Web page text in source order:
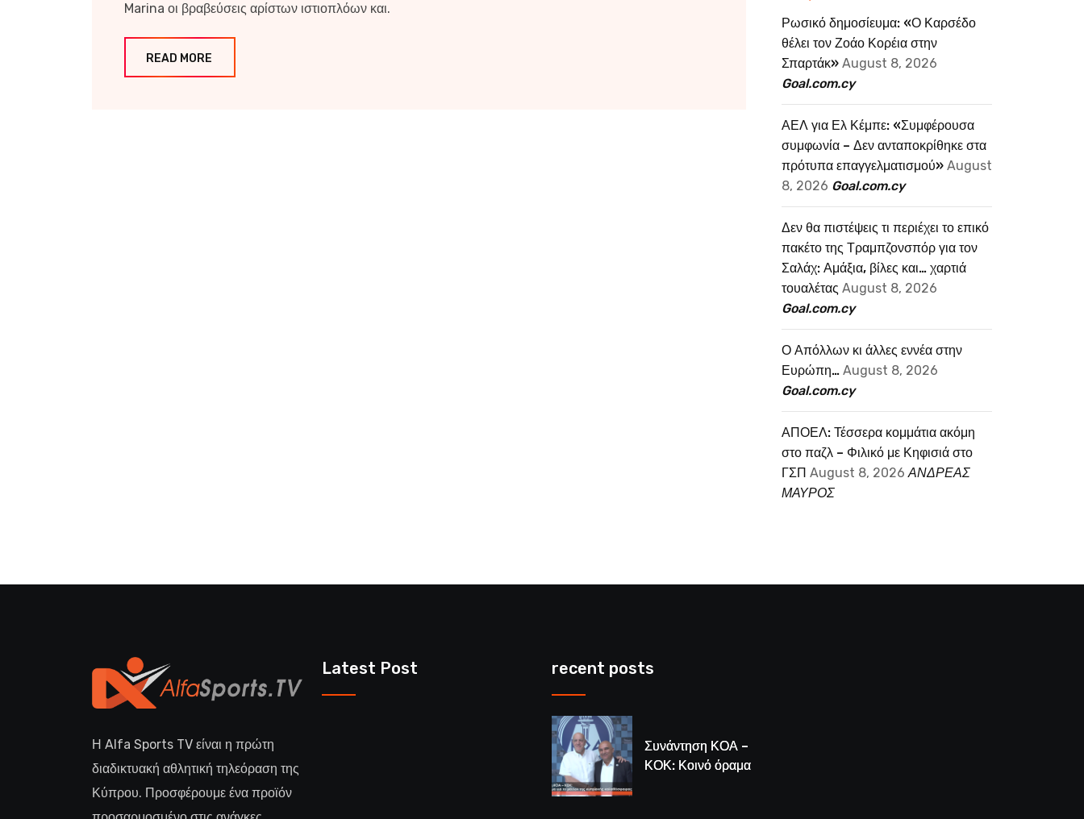
Marina οι βραβεύσεις αρίστων ιστιοπλόων και.
READ MORE
Ρωσικό δημοσίευμα: «Ο Καρσέδο
θέλει τον Ζοάο Κορέια στην
Σπαρτάκ» August 8, 2026
Goal.com.cy
ΑΕΛ για Ελ Κέμπε: «Συμφέρουσα
συμφωνία – Δεν ανταποκρίθηκε στα
πρότυπα επαγγελματισμού» August
8, 2026 Goal.com.cy
Δεν θα πιστέψεις τι περιέχει το επικό
πακέτο της Τραμπζονσπόρ για τον
Σαλάχ: Αμάξια, βίλες και… χαρτιά
τουαλέτας August 8, 2026
Goal.com.cy
Ο Απόλλων κι άλλες εννέα στην
Ευρώπη… August 8, 2026
Goal.com.cy
ΑΠΟΕΛ: Τέσσερα κομμάτια ακόμη
στο παζλ – Φιλικό με Κηφισιά στο
ΓΣΠ August 8, 2026 ΑΝΔΡΕΑΣ
ΜΑΥΡΟΣ
Η Alfa Sports TV είναι η πρώτη
διαδικτυακή αθλητική τηλεόραση της
Κύπρου. Προσφέρουμε ένα προϊόν
Latest Post recent posts
Συνάντηση ΚΟΑ –
ΚΟΚ: Κοινό όραμα